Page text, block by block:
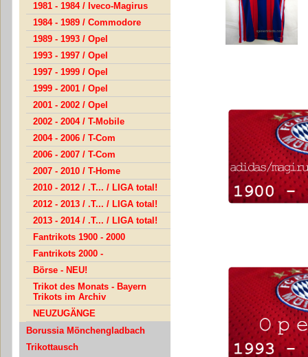
1981 - 1984 / Iveco-Magirus
1984 - 1989 / Commodore
1989 - 1993 / Opel
1993 - 1997 / Opel
1997 - 1999 / Opel
1999 - 2001 / Opel
2001 - 2002 / Opel
2002 - 2004 / T-Mobile
2004 - 2006 / T-Com
2006 - 2007 / T-Com
2007 - 2010 / T-Home
2010 - 2012 / .T... / LIGA total!
2012 - 2013 / .T... / LIGA total!
2013 - 2014 / .T... / LIGA total!
Fantrikots 1900 - 2000
Fantrikots 2000 -
Börse - NEU!
Trikot des Monats - Bayern
Trikots im Archiv
NEUZUGÄNGE
Borussia Mönchengladbach
Trikottausch